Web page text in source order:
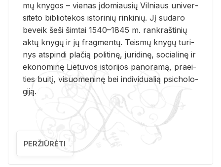
mų kny­gos – vie­nas įdo­miau­sių Vil­niaus uni­ver­
si­te­to bi­b­lio­te­kos is­to­ri­nių rin­ki­nių. Jį su­da­ro
be­veik šeši šim­tai 1540–1845 m. rank­raš­ti­nių
aktų kny­gų ir jų frag­men­tų. Teis­mų kny­gų tu­ri­
nys at­spin­di pla­čią po­li­ti­nę, ju­ri­di­nę, so­cia­li­nę ir
eko­no­mi­nę Lie­tu­vos is­to­ri­jos pa­no­ra­mą, pra­ei­
ties bui­tį, vi­suo­me­ni­nę bei in­di­vi­dua­lią psi­cho­lo­
gi­ją.
PERŽIŪRĖTI